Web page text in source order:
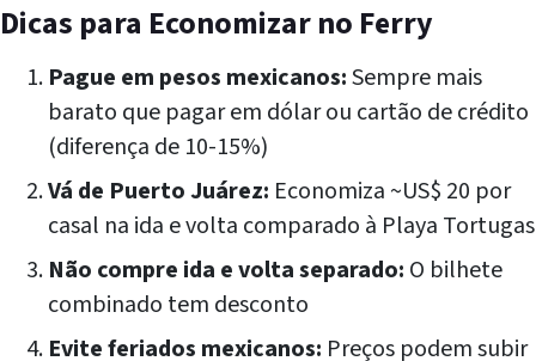
Dicas para Economizar no Ferry
Pague em pesos mexicanos:Sempre mais
barato que pagar em dólar ou cartão de crédito
(diferença de 10-15%)
Vá de Puerto Juárez: Economiza ~US$ 20 por
casal na ida e volta comparado à Playa Tortugas
Não compre ida e volta separado: O bilhete
combinado tem desconto
Evite feriados mexicanos: Preços podem subir